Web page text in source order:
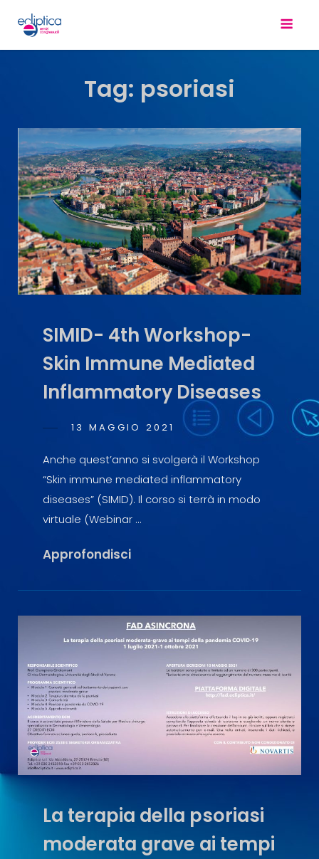
Tag: psoriasi
SIMID- 4th Workshop-
Skin Immune Mediated
Inflammatory Diseases
POSTED
13 MAGGIO 2021
SIMONA
BULGARI
Anche quest’anno si svolgerà il Workshop
“Skin immune mediated inflammatory
diseases” (SIMID). Il corso si terrà in modo
virtuale (Webinar …
ApprofondisciSIMID-
Workshop-
Skin
Immune
Mediated
Inflammatory
La terapia della psoriasi
moderata grave ai tempi